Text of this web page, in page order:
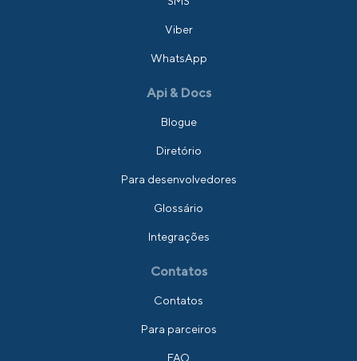
Viber
WhatsApp
Api & Docs
Blogue
Diretório
Para desenvolvedores
Glossário
Integrações
Contatos
Contatos
Para parceiros
FAQ